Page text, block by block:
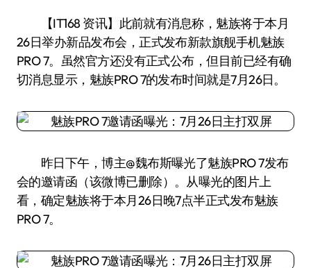
【IT168 资讯】此前就有消息称，魅族将于本月
26日举办新品发布会，正式发布新款旗舰手机魅族
PRO 7。虽然官方还没有正式公布，但目前已经有确
切消息显示，魅族PRO 7的发布时间就是7月26日。
昨日下午，博主@魏布斯曝光了魅族PRO 7发布
会的邀请函（该微博已删除）。从曝光的图片上
看，确定魅族将于本月26日晚7点半正式发布魅族
PRO 7。